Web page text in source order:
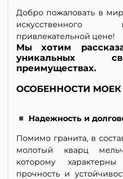
Добро пожаловать в
привлекательной цене!
Мы хотим
уникальных
преимуществах.
ОСОБЕННОСТИ МОЕК
◾ Надежность и
Помимо гранита, в
молотый кварц
которому характерны
прочность и